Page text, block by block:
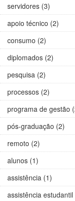
servidores (3)
apoio técnico (2)
consumo (2)
diplomados (2)
pesquisa (2)
processos (2)
programa de gestão
pós-graduação (2)
remoto (2)
alunos (1)
assistência (1)
assistência estudantil